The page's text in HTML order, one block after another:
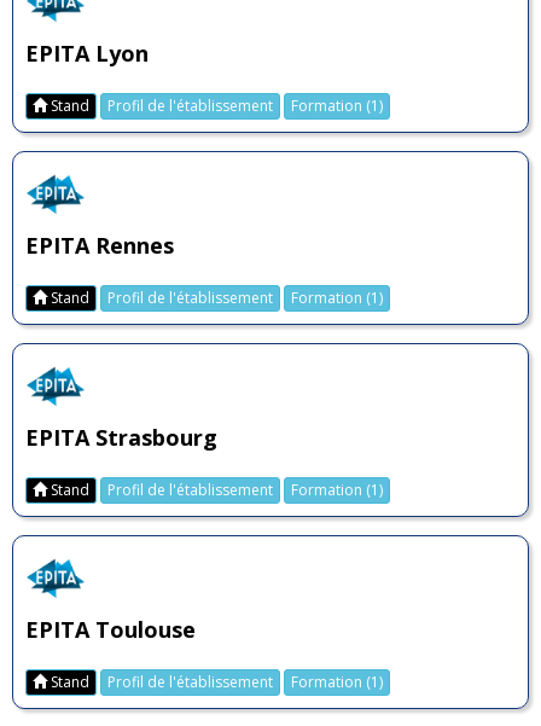
EPITA Lyon
Stand Profil de l'établissement Formation (1)
EPITA Rennes
Stand Profil de l'établissement Formation (1)
EPITA Strasbourg
Stand Profil de l'établissement Formation (1)
EPITA Toulouse
Stand Profil de l'établissement Formation (1)